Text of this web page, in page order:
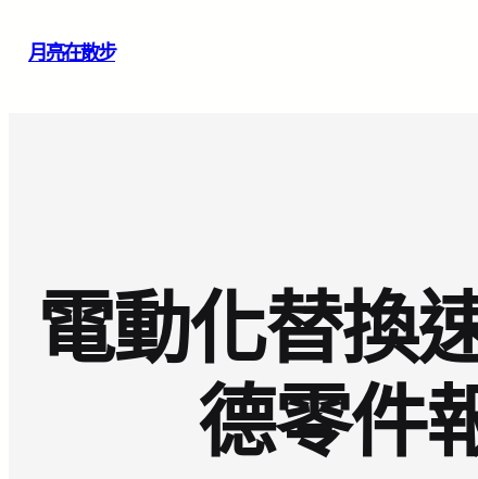
月亮在散步
電動化替換
德零件